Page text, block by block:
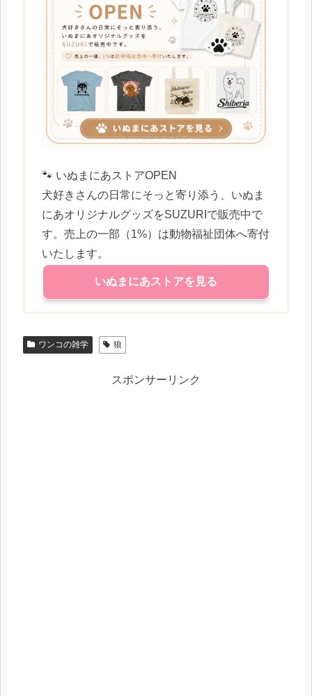
🐾 いぬまにあストアOPEN
犬好きさんの日常にそっと寄り添う、いぬま
にあオリジナルグッズをSUZURIで販売中で
す。売上の一部（1%）は動物福祉団体へ寄付
いたします。
いぬまにあストアを見る
ワンコの雑学 狼
スポンサーリンク